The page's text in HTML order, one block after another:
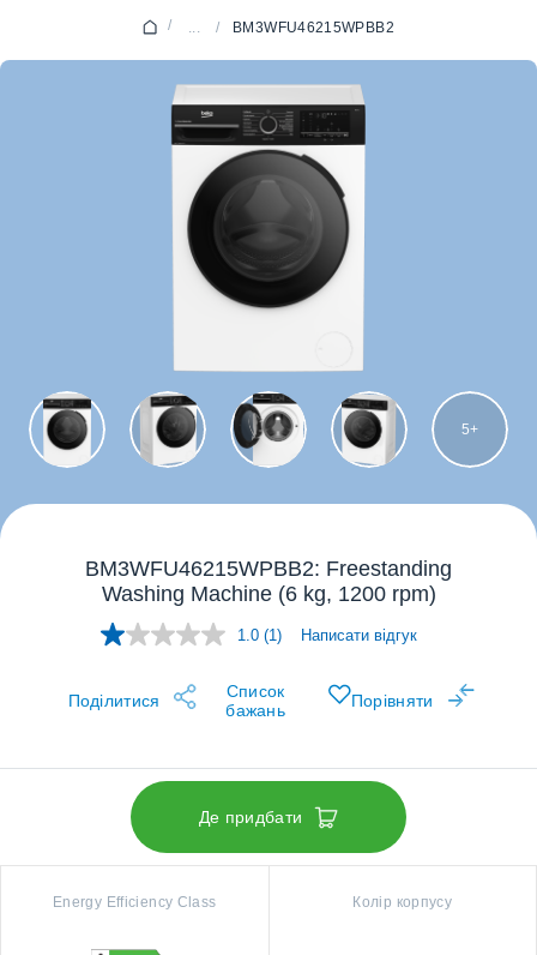
/ ... / BM3WFU46215WPBB2
5
BM3WFU46215WPBB2: Freestanding
Washing Machine (6 kg, 1200 rpm)
1.0 Прочитано
Відкриється
у
вкладці.
(1) Написати відгук
Поділитися
Список
бажань
Порівняти
Де придбати
Energy Efficiency Class Колір корпусу